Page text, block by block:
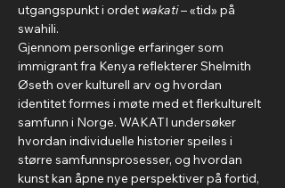
utgangspunkt i ordet wakati – «tid» på
swahili.
Gjennom personlige erfaringer som
immigrant fra Kenya reflekterer Shelmith
Øseth over kulturell arv og hvordan
identitet formes i møte med et flerkulturelt
samfunn i Norge. WAKATI undersøker
hvordan individuelle historier speiles i
større samfunnsprosesser, og hvordan
kunst kan åpne nye perspektiver på fortid,